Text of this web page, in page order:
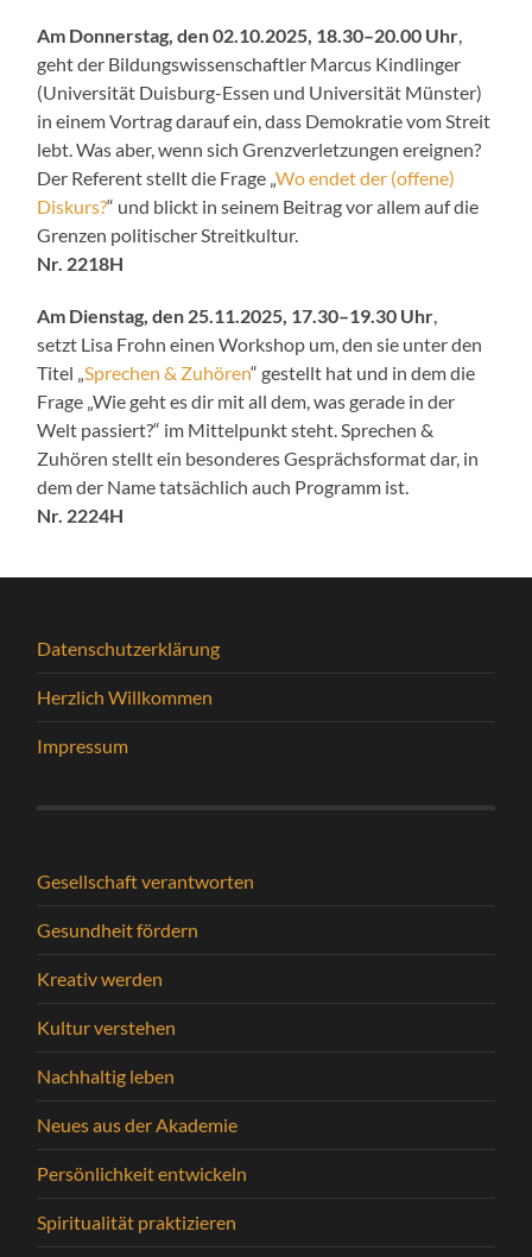
Am Donnerstag, den 02.10.2025, 18.30–20.00 Uhr,
geht der Bildungswissenschaftler Marcus Kindlinger
(Universität Duisburg-Essen und Universität Münster)
in einem Vortrag darauf ein, dass Demokratie vom Streit
lebt. Was aber, wenn sich Grenzverletzungen ereignen?
Der Referent stellt die Frage „Wo endet der (offene)
Diskurs?“ und blickt in seinem Beitrag vor allem auf die
Grenzen politischer Streitkultur.
Nr. 2218H
Am Dienstag, den 25.11.2025, 17.30–19.30 Uhr,
setzt Lisa Frohn einen Workshop um, den sie unter den
Titel „Sprechen & Zuhören“ gestellt hat und in dem die
Frage „Wie geht es dir mit all dem, was gerade in der
Welt passiert?“ im Mittelpunkt steht. Sprechen &
Zuhören stellt ein besonderes Gesprächsformat dar, in
dem der Name tatsächlich auch Programm ist.
Nr. 2224H
Datenschutzerklärung
Herzlich Willkommen
Impressum
Gesellschaft verantworten
Gesundheit fördern
Kreativ werden
Kultur verstehen
Nachhaltig leben
Neues aus der Akademie
Persönlichkeit entwickeln
Spiritualität praktizieren